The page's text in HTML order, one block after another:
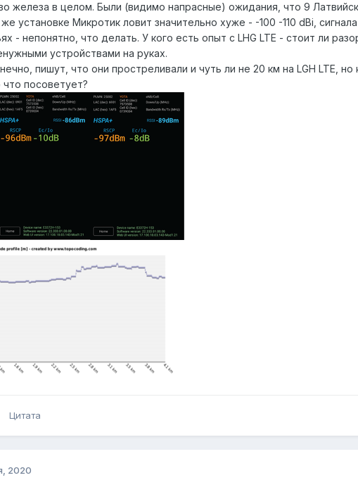
железа в целом. Были (видимо напрасные) ожидания, что 9
установке Микротик ловит значительно хуже - -100 -110 dBi,
- непонятно, что делать. У кого есть опыт с LHG LTE - стоит ли
устройствами на руках.
пишут, что они простреливали и чуть ли не 20 км на LGH LTE,
посоветует?
Цитата
2020